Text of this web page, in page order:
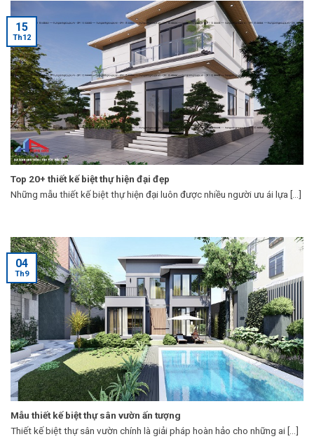
Top 20+ thiết kế biệt thự hiện đại đẹp
Những mẫu thiết kế biệt thự hiện đại luôn được nhiều người ưu ái lựa [...]
15
Th12
Mẫu thiết kế biệt thự sân vườn ấn tượng
Thiết kế biệt thự sân vườn chính là giải pháp hoàn hảo cho những ai [...]
04
Th9